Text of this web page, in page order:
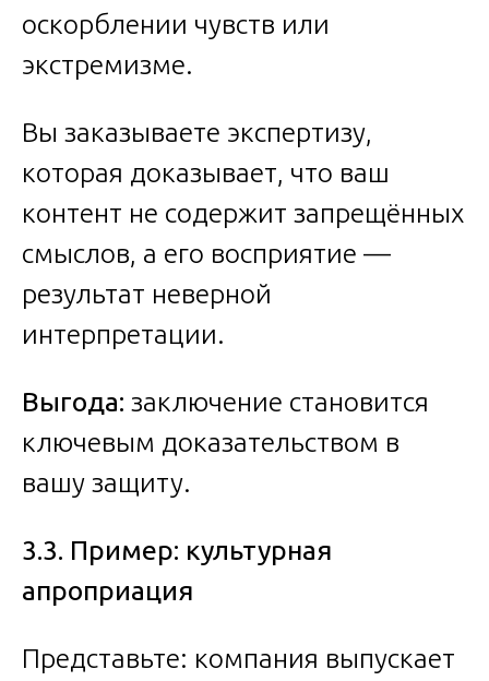
оскорблении чувств или
экстремизме.
Вы заказываете экспертизу,
которая доказывает, что ваш
контент не содержит запрещённых
смыслов, а его восприятие —
результат неверной
интерпретации.
Выгода: заключение становится
ключевым доказательством в
вашу защиту.
3.3. Пример: культурная
апроприация
Представьте: компания выпускает